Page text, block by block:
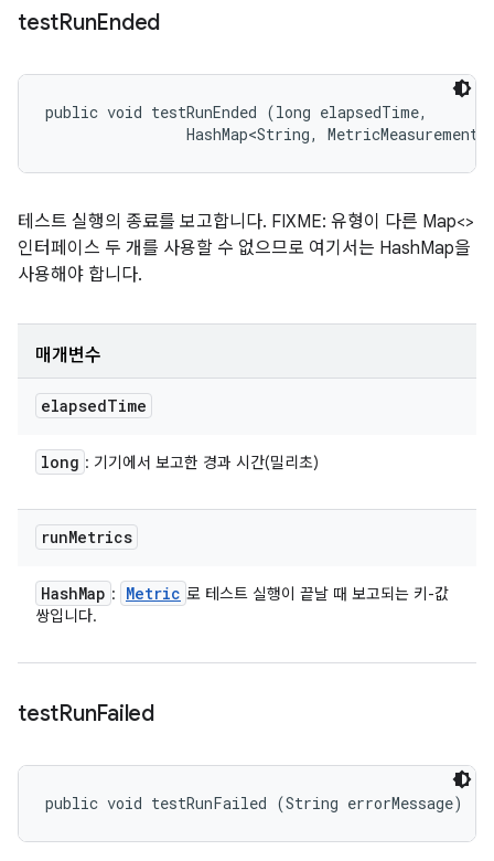
testRunEnded
public void testRunEnded (long elapsedTime,
HashMap<String,
테스트 실행의 종료를 보고합니다. FIXME: 유형이 다른 Map<>
인터페이스 두 개를 사용할 수 없으므로 여기서는 HashMap을
사용해야 합니다.
매개변수
elapsedTime
long : 기기에서 보고한 경과 시간(밀리초)
runMetrics
HashMap : Metric 로 테스트 실행이 끝날 때 보고되는 키-값
쌍입니다.
testRunFailed
public void testRunFailed (String errorMessage)